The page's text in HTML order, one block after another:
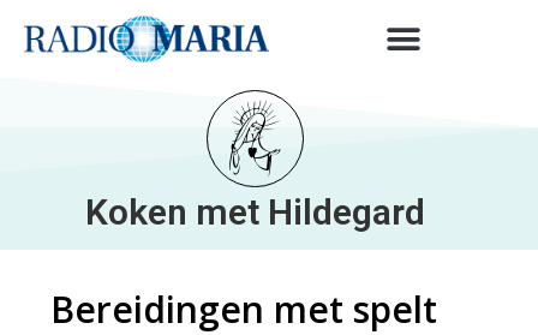
Koken met Hildegard
Bereidingen met spelt